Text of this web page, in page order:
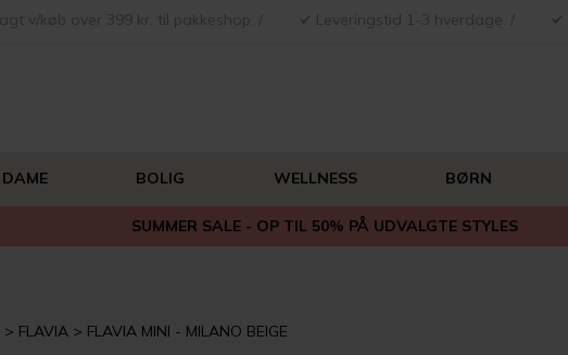
DAME BOLIG WELLNESS BØRN
SUMMER SALE - OP TIL 50% PÅ UDVALGTE STYLES
FLAVIA FLAVIA MINI - MILANO BEIGE